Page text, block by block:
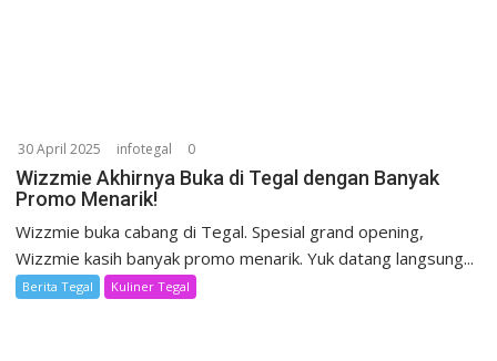
30 April 2025 infotegal 0
Wizzmie Akhirnya Buka di Tegal dengan Banyak
Promo Menarik!
Wizzmie buka cabang di Tegal. Spesial grand opening,
Wizzmie kasih banyak promo menarik. Yuk datang langsung...
Berita Tegal Kuliner Tegal